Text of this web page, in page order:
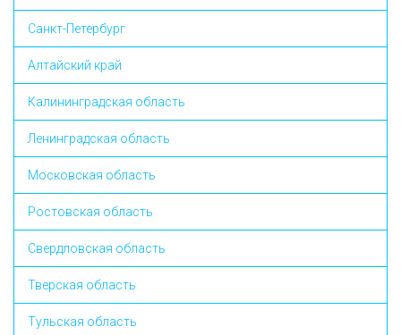
Санкт-Петербург
Алтайский край
Калининградская область
Ленинградская область
Московская область
Ростовская область
Свердловская область
Тверская область
Тульская область